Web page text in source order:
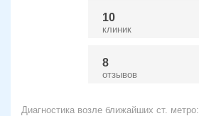
10
клиник
8
отзывов
Диагностика возле ближайших ст. метро: